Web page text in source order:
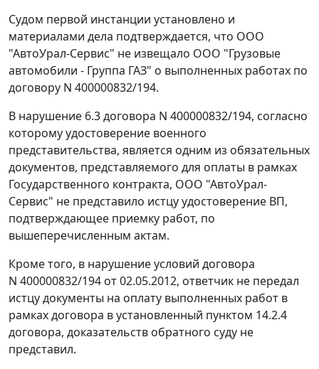
Судом первой инстанции установлено и
материалами дела подтверждается, что ООО
"АвтоУрал-Сервис" не извещало ООО "Грузовые
автомобили - Группа ГАЗ" о выполненных работах по
договору N 400000832/194.
В нарушение 6.3 договора N 400000832/194, согласно
которому удостоверение военного
представительства, является одним из обязательных
документов, представляемого для оплаты в рамках
Государственного контракта, ООО "АвтоУрал-
Сервис" не представило истцу удостоверение ВП,
подтверждающее приемку работ, по
вышеперечисленным актам.
Кроме того, в нарушение условий договора
N 400000832/194 от 02.05.2012, ответчик не передал
истцу документы на оплату выполненных работ в
рамках договора в установленный пунктом 14.2.4
договора, доказательств обратного суду не
представил.